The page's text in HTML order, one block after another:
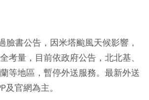
臉書公告，因米塔颱風天候影響，
考量，目前依政府公告，北北基、
等地區，暫停外送服務。最新外送
及官網為主。